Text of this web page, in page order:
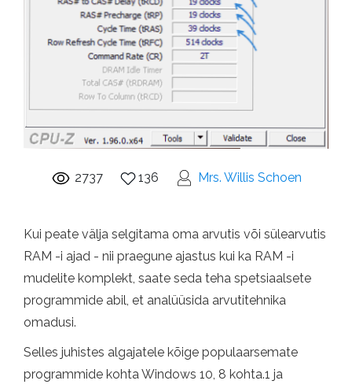
2737 136 Mrs. Willis Schoen
Kui peate välja selgitama oma arvutis või sülearvutis
RAM -i ajad - nii praegune ajastus kui ka RAM -i
mudelite komplekt, saate seda teha spetsiaalsete
programmide abil, et analüüsida arvutitehnika
omadusi.
Selles juhistes algajatele kõige populaarsemate
programmide kohta Windows 10, 8 kohta.1 ja